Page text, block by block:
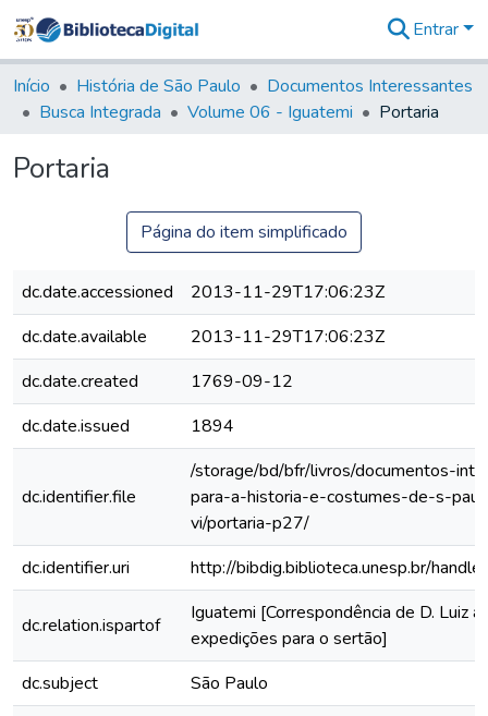
&
Coleções
Tudo na
Entrar
Início História de São Paulo
Documentos Interessantes
Busca Integrada
Volume 06 - Iguatemi Portaria
Portaria
Página do item simplificado
dc.date.accessioned
2013-11-29T17:06:23Z
dc.date.available
2013-11-29T17:06:23Z
dc.date.created
1769-09-12
dc.date.issued
1894
dc.identifier.file
/storage/bd/bfr/livros/documentos-
para-a-historia-e-costumes-de-s-
vi/portaria-p27/
dc.identifier.uri
http://bibdig.biblioteca.unesp.br/
dc.relation.ispartof
Iguatemi [Correspondência de D. Luiz
expedições para o sertão]
dc.subject
São Paulo